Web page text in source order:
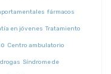
fármacos
en jóvenes Tratamiento
Centro ambulatorio
Síndrome de